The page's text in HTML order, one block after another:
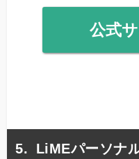
公式
LiMEパーソナ